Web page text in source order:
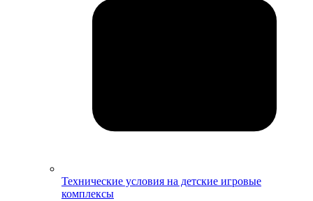
Технические условия на детские игровые
комплексы